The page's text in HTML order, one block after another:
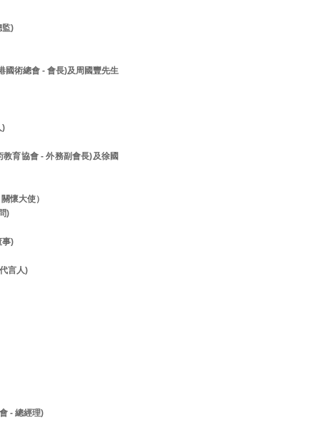
監)
國術總會 - 會長)及周國豐先生
)
育協會 - 外務副會長)及徐國
懷大使）
)
事)
言人)
- 總經理)